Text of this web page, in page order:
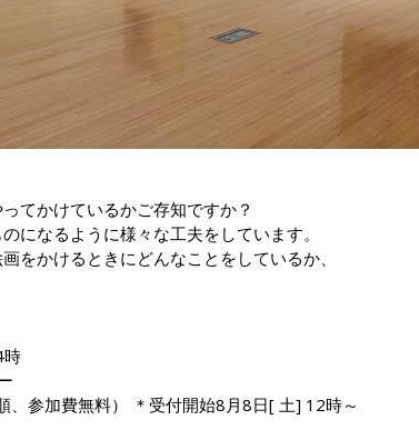
てかけているかご存知ですか？
になるように様々な工夫をしています。
をかけるときにどんなことをしているか、
参加費無料） ＊受付開始8月8日[ 土] 12時～